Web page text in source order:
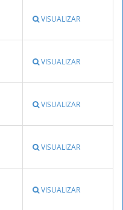
VISUALIZAR
VISUALIZAR
VISUALIZAR
VISUALIZAR
VISUALIZAR